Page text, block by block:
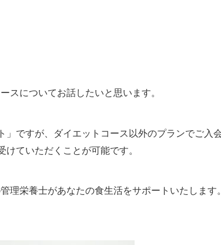
スについてお話したいと思います。
」ですが、ダイエットコース以外のプランでご入
ていただくことが可能です。
理栄養士があなたの食生活をサポートいたします。